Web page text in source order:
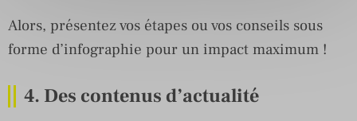
Alors, présentez vos étapes ou vos conseils sous
forme d’infographie pour un impact maximum !
4. Des contenus d’actualité